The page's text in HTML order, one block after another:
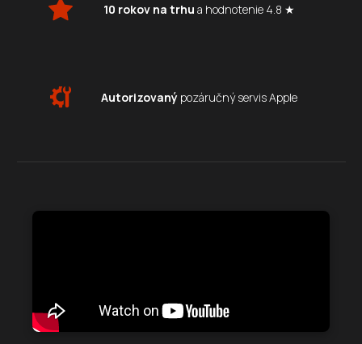
10 rokov na trhu a hodnotenie 4.8 ★
Autorizovaný pozáručný servis Apple